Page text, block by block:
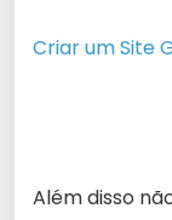
Criar um Site
Além disso